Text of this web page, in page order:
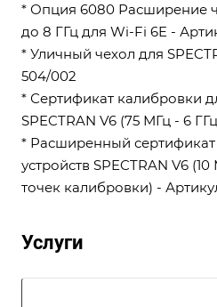
* Опция 6080 Расширение
до 8 ГГц для Wi-Fi 6E -
* Уличный чехол для
504/002
* Сертификат калибровки
SPECTRAN V6 (75 МГц - 6
* Расширенный
устройств SPECTRAN V6
точек калибровки) -
Услуги